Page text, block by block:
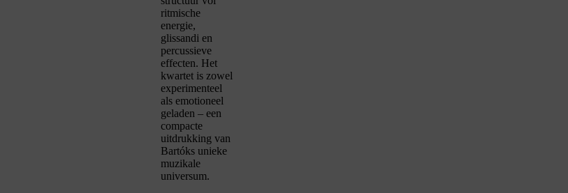
ritmische
energie,
glissandi en
percussieve
effecten. Het
kwartet is zowel
experimenteel
als emotioneel
geladen – een
compacte
uitdrukking van
Bartóks unieke
muzikale
universum.